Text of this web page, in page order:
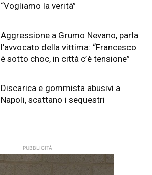
“Vogliamo la verità”
Aggressione a Grumo Nevano, parla
l’avvocato della vittima: “Francesco
è sotto choc, in città c’è tensione”
Discarica e gommista abusivi a
Napoli, scattano i sequestri
PUBBLICITÀ